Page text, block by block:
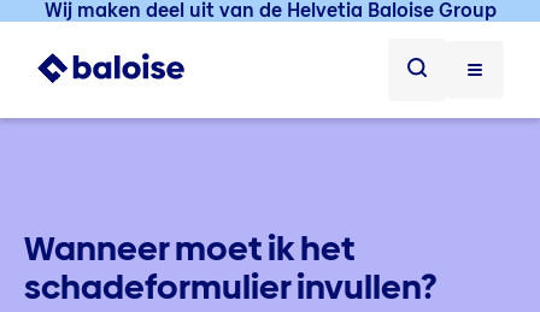
Wij maken deel uit van de Helvetia Baloise Group
Wanneer moet ik het
schadeformulier invullen?